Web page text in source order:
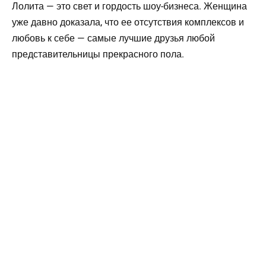
Лолита — это свет и гордость шоу-бизнеса. Женщина
уже давно доказала, что ее отсутствия комплексов и
любовь к себе — самые лучшие друзья любой
представительницы прекрасного пола.